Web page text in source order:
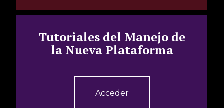
Tutoriales del Manejo de
la Nueva Plataforma
Acceder